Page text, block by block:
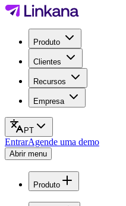
Produto
Clientes
Recursos
Empresa
PT
EntrarAgende uma demo
Abrir menu
Produto